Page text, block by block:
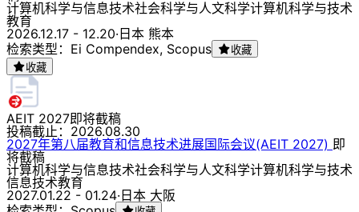
计算机科学与信息技术社会科学与人文科学计算机科学与技术
教育
2026.12.17 - 12.20·日本 熊本
检索类型：Ei Compendex, Scopus
收藏
收藏
AEIT 2027即将截稿
投稿截止： 2026.08.30
2027年第八届教育和信息技术进展国际会议(AEIT 2027) 即
将截稿
计算机科学与信息技术社会科学与人文科学计算机科学与技术
信息技术教育
2027.01.22 - 01.24·日本 大阪